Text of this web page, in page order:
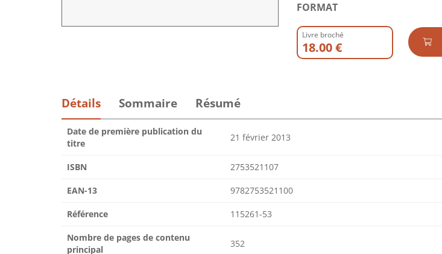
FORMAT
Livre broché
18.00 €
Détails Sommaire Résumé
Date de première publication du
titre
21 février 2013
ISBN 2753521107
EAN-13 9782753521100
Référence 115261-53
Nombre de pages de contenu
principal
352